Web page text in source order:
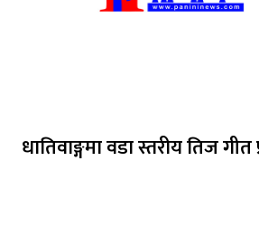
धातिवाङ्गमा वडा स्तरीय तिज गीत